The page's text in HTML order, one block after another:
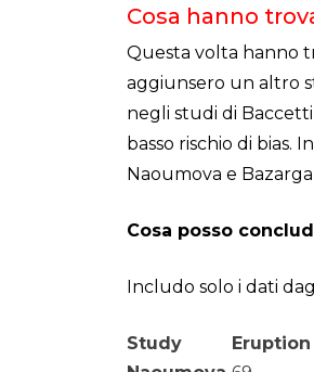
Cosa hanno
Questa volta hanno
aggiunsero un altro
negli studi di
basso rischio di
Naoumova e
Cosa posso
Includo solo i dati
Study